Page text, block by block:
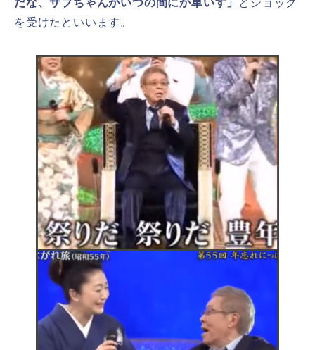
だな、サブちゃんがいつの間にか車いす」
とショック
を受けたといいます。